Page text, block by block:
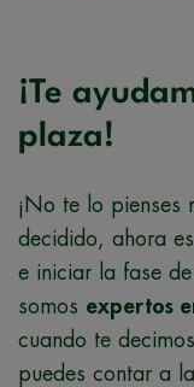
¡Te
plaza!
¡No te lo pienses
decidido, ahora
e iniciar la fase
somos expertos
cuando te
puedes contar a